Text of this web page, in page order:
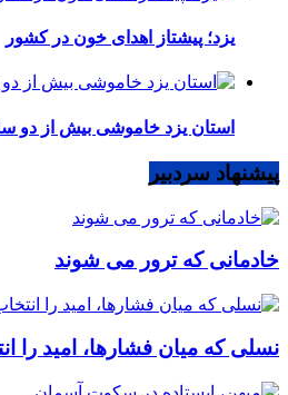
یزد؛ پیشتاز اهدای خون در کشور
استان یزد خاموشی بیش از دو
پیشنهاد سردبیر
خادمانی که ترور می شوند
نسلی که میان فشارها، امید را